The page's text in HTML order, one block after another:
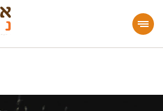
מעוניינים להעמיק או
הצטרפו